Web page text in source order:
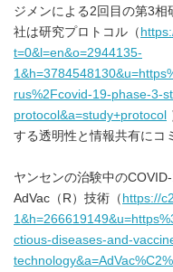
ジメンによる2回目の第3相
社は研究プロトコル（
t=0&l=en&o=2944135-
rus%2Fcovid-19-phase-3-
protocol&a=study+protocol
する透明性と情報共有にコ
ヤンセンの治験中の
AdVac（R）技術（ https://
ctious-diseases-and-